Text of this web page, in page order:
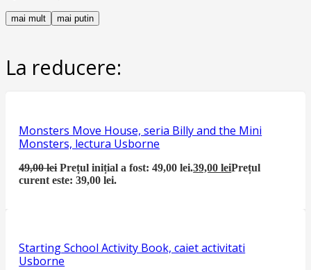
mai mult mai putin
La reducere:
Monsters Move House, seria Billy and the Mini
Monsters, lectura Usborne
49,00lei Prețul inițial a fost: 49,00 lei.39,00leiPrețul
curent este: 39,00 lei.
Starting School Activity Book, caiet activitati
Usborne